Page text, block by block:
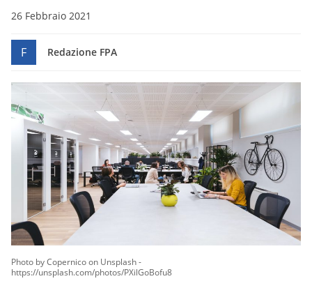
26 Febbraio 2021
F Redazione FPA
Photo by Copernico on Unsplash -
https://unsplash.com/photos/PXilGoBofu8